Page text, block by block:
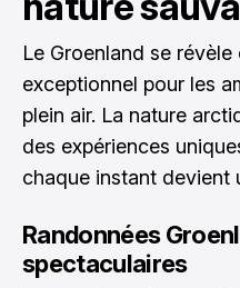
Le Groenland se
exceptionnel pour les
plein air. La nature
des expériences
chaque instant devient
Randonnées
spectaculaires